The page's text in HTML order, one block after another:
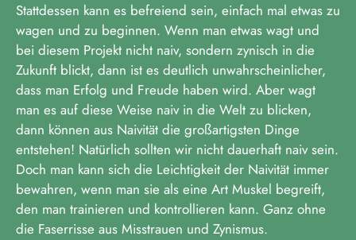
Stattdessen kann es befreiend sein, einfach mal etwas zu
wagen und zu beginnen. Wenn man etwas wagt und
bei diesem Projekt nicht naiv, sondern zynisch in die
Zukunft blickt, dann ist es deutlich unwahrscheinlicher,
dass man Erfolg und Freude haben wird. Aber wagt
man es auf diese Weise naiv in die Welt zu blicken,
dann können aus Naivität die großartigsten Dinge
entstehen! Natürlich sollten wir nicht dauerhaft naiv sein.
Doch man kann sich die Leichtigkeit der Naivität immer
bewahren, wenn man sie als eine Art Muskel begreift,
den man trainieren und kontrollieren kann. Ganz ohne
die Faserrisse aus Misstrauen und Zynismus.